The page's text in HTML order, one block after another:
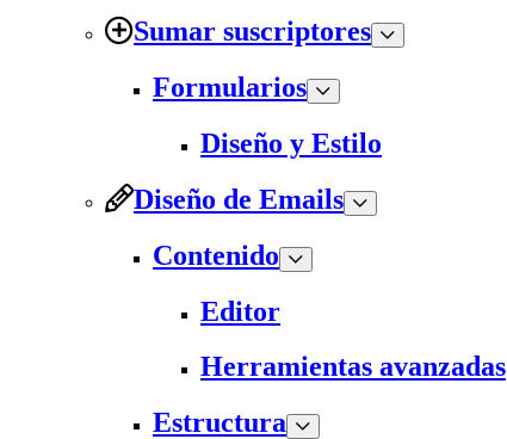
Sumar suscriptores
Formularios
Diseño y Estilo
Diseño de Emails
Contenido
Editor
Herramientas avanzadas
Estructura